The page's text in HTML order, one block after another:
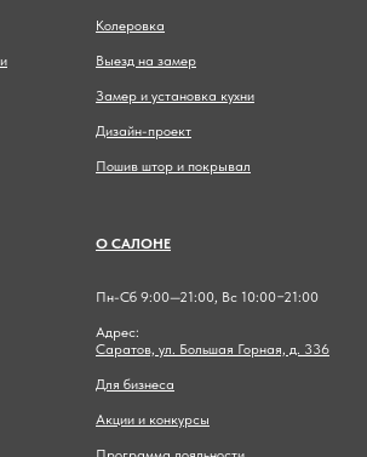
Колеровка
Выезд на замер
Замер и установка кухни
Дизайн-проект
Пошив штор и покрывал
О САЛОНЕ
Пн-Сб 9:00—21:00, Вс 10:00−21:00
Адрес:
Саратов, ул. Большая Горная, д. 336
Для бизнеса
Акции и конкурсы